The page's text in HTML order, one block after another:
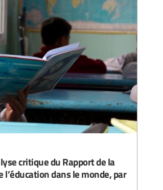
critique du Rapport de la
dans le monde, par